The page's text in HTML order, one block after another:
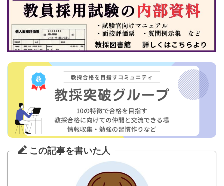
この記事を書いた人